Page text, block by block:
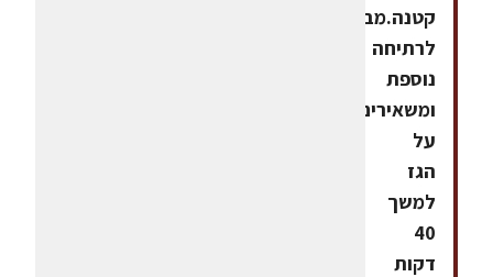
קטנה.מביאים
לרתיחה
נוספת
ומשאירים
על
הגז
למשך
40
דקות